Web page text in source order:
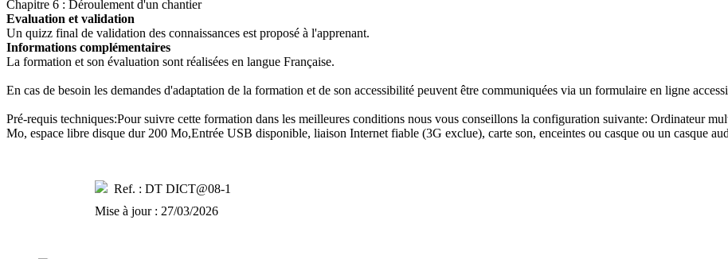
Chapitre 6 : Déroulement d'un chantier
Evaluation et validation
Un quizz final de validation des connaissances est proposé à l'apprenant.
Informations complémentaires
La formation et son évaluation sont réalisées en langue Française.
En cas de besoin les demandes d'adaptation de la formation et de son accessibilité peuvent être communiquées via un formulaire en ligne
Pré-requis techniques:Pour suivre cette formation dans les meilleures conditions nous vous conseillons la configuration suivante: Ordinateur
Mo, espace libre disque dur 200 Mo,Entrée USB disponible, liaison Internet fiable (3G exclue), carte son, enceintes ou casque ou un casque
Ref. : DT DICT@08-1
Mise à jour : 27/03/2026